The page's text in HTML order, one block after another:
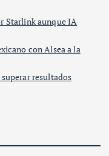
Starlink aunque IA
con Alsea a la
resultados